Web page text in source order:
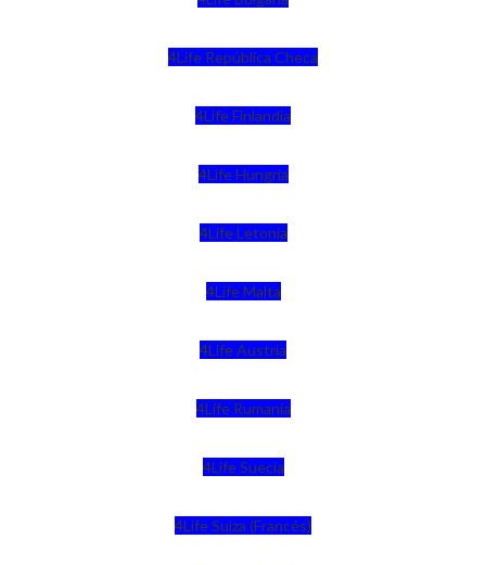
4Life República Checa
4Life Finlandia
4Life Hungria
4Life Letonia
4Life Malta
4Life Austria
4Life Rumania
4Life Suecia
4Life Suiza (Francés)